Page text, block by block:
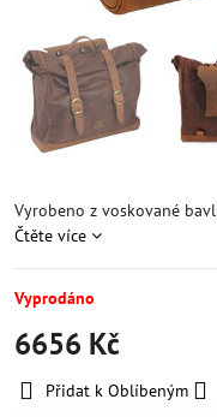
Vyrobeno z voskované
Čtěte více
Vyprodáno
6656 Kč
Přidat k Oblíbeným